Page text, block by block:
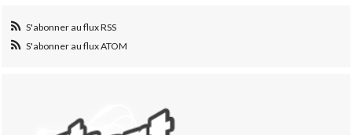
S'abonner au flux RSS
S'abonner au flux ATOM